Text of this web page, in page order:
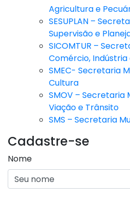
Agricultura e
SESUPLAN –
Supervisão e
SICOMTUR –
Comércio, Indústria
SMEC- Secretaria
Cultura
SMOV – Secretaria
Viação e Trânsito
SMS – Secretaria
Cadastre-se
Nome